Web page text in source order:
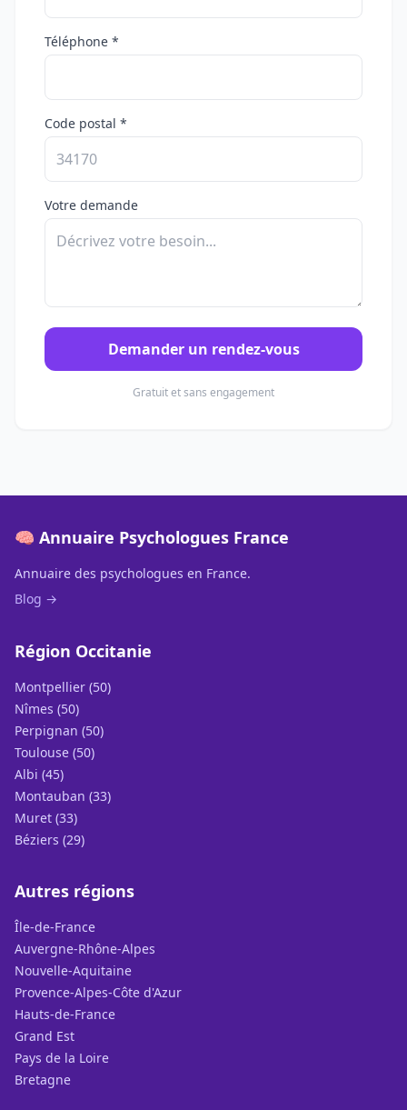
Téléphone *
Code postal *
Votre demande
Demander un rendez-vous
Gratuit et sans engagement
🧠 Annuaire Psychologues France
Annuaire des psychologues en France.
Blog →
Région Occitanie
Montpellier (50)
Nîmes (50)
Perpignan (50)
Toulouse (50)
Albi (45)
Montauban (33)
Muret (33)
Béziers (29)
Autres régions
Île-de-France
Auvergne-Rhône-Alpes
Nouvelle-Aquitaine
Provence-Alpes-Côte d'Azur
Hauts-de-France
Grand Est
Pays de la Loire
Bretagne